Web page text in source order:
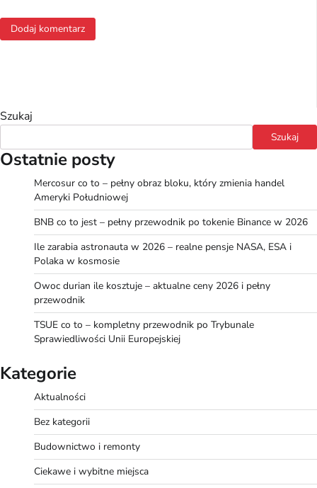
Szukaj
Szukaj
Ostatnie posty
Mercosur co to – pełny obraz bloku, który zmienia handel
Ameryki Południowej
BNB co to jest – pełny przewodnik po tokenie Binance w 2026
Ile zarabia astronauta w 2026 – realne pensje NASA, ESA i
Polaka w kosmosie
Owoc durian ile kosztuje – aktualne ceny 2026 i pełny
przewodnik
TSUE co to – kompletny przewodnik po Trybunale
Sprawiedliwości Unii Europejskiej
Kategorie
Aktualności
Bez kategorii
Budownictwo i remonty
Ciekawe i wybitne miejsca